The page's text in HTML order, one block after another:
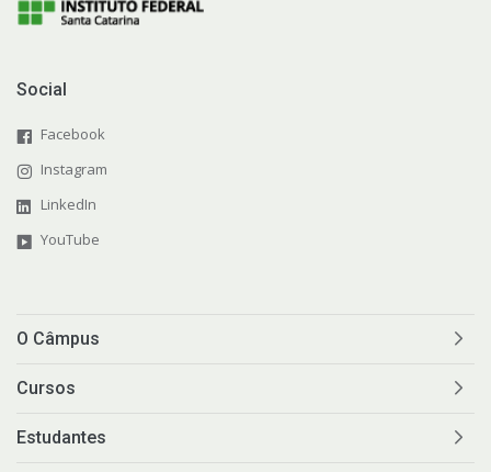
Social
Facebook
Instagram
LinkedIn
YouTube
O Câmpus
Cursos
Estudantes